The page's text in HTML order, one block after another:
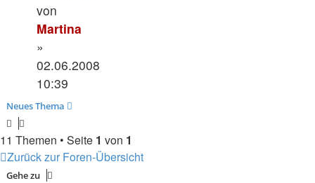
von
Martina
»
02.06.2008
10:39
Neues Thema
11 Themen • Seite 1 von 1
Zurück zur Foren-Übersicht
Gehe zu